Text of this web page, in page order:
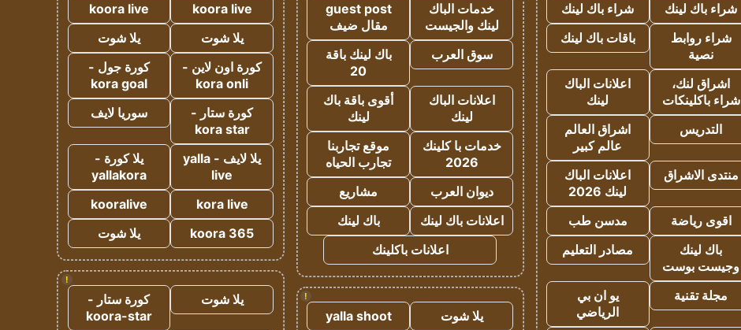
شراء باك لينك
شراء باك لينك
شراء روابط
نصية
باقات باك لينك
اشراق لنك،
شراء باكلينكات
اعلانات الباك
لينك
التدريس
اشراق العالم
عالم كبير
منتدى الاشراق
اعلانات الباك
لينك 2026
اقوى رياضة
مدسن طب
باك لينك
وجيست بوست
مصادر التعليم
مجلة تقنية
يو ان بي
الرياضي
خدمات الباك
لينك والجيست
guest post
مقال ضيف
سوق العرب
باك لينك باقة
20
اعلانات الباك
لينك
أقوى باقة باك
لينك
خدمات با كلينك
2026
موقع تجاربنا
تجارب الحياه
ديوان العرب
مشاريع
اعلانات باك لينك
باك لينك
اعلانات باكلينك
!
يلا شوت
yalla shoot
koora live
koora live
يلا شوت
يلا شوت
كورة اون لاين -
kora onli
كورة جول -
kora goal
كورة ستار -
kora star
سوريا لايف
يلا لايف - yalla
live
يلا كورة -
yallakora
kora live
kooralive
koora 365
يلا شوت
!
يلا شوت
كورة ستار -
koora-star